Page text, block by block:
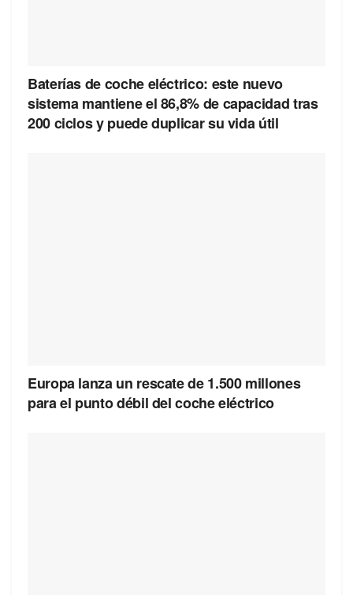
Baterías de coche eléctrico: este nuevo
sistema mantiene el 86,8% de capacidad tras
200 ciclos y puede duplicar su vida útil
Europa lanza un rescate de 1.500 millones
para el punto débil del coche eléctrico